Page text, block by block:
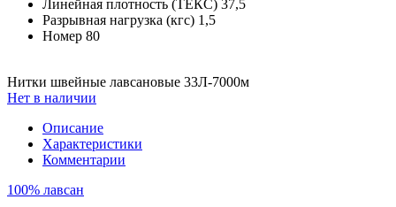
Линейная плотность (ТЕКС) 37,5
Разрывная нагрузка (кгс) 1,5
Номер 80
Нитки швейные лавсановые 33Л-7000м
Нет в наличии
Описание
Характеристики
Комментарии
100% лавсан